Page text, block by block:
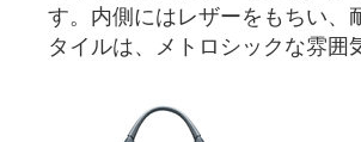
す。内側にはレザーをもちい、
タイルは、メトロシックな雰囲